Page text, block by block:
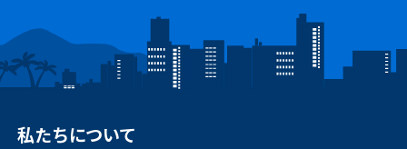
私たちについて